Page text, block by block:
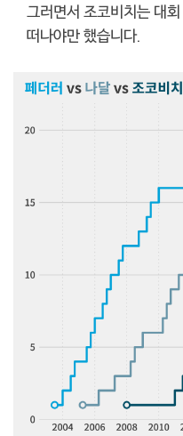
그러면서 조코비치는 대
떠나야만 했습니다.